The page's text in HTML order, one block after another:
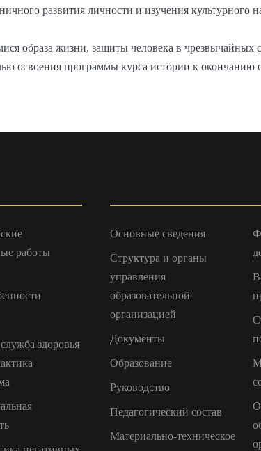
развития личности и изучения культурного
образа жизни, защиты человека в чрезвычайных
освоения программы курса истории к
работы
здоровья
Основные сведения
Структура и органы
управления
образовательной
организацией
Документы
Образование
Руководство
Педагогический состав
Материально-техническое